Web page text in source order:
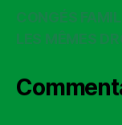
CONGÉS
LES MÊMES